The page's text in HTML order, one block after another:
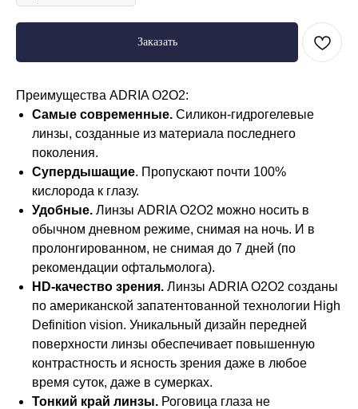
Заказать
Преимущества ADRIA O2O2:
Самые современные. Силикон-гидрогелевые
линзы, созданные из материала последнего
поколения.
Супердышащие. Пропускают почти 100%
кислорода к глазу.
Удобные. Линзы ADRIA O2O2 можно носить в
обычном дневном режиме, снимая на ночь. И в
пролонгированном, не снимая до 7 дней (по
рекомендации офтальмолога).
HD-качество зрения. Линзы ADRIA O2O2 созданы
по американской запатентованной технологии High
Definition vision. Уникальный дизайн передней
поверхности линзы обеспечивает повышенную
контрастность и ясность зрения даже в любое
время суток, даже в сумерках.
Тонкий край линзы. Роговица глаза не